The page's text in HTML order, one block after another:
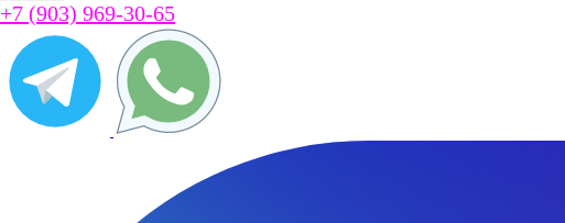
+7 (903) 969-30-65